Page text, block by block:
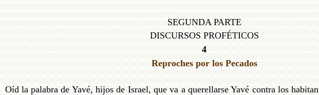
SEGUNDA PARTE
DISCURSOS PROFÉTICOS
4
Reproches por los Pecados
Oíd la palabra de Yavé, hijos de Israel, que va a querellarse Yavé contra los